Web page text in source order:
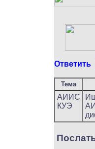
Ответить
Тема
АИИС
КУЭ